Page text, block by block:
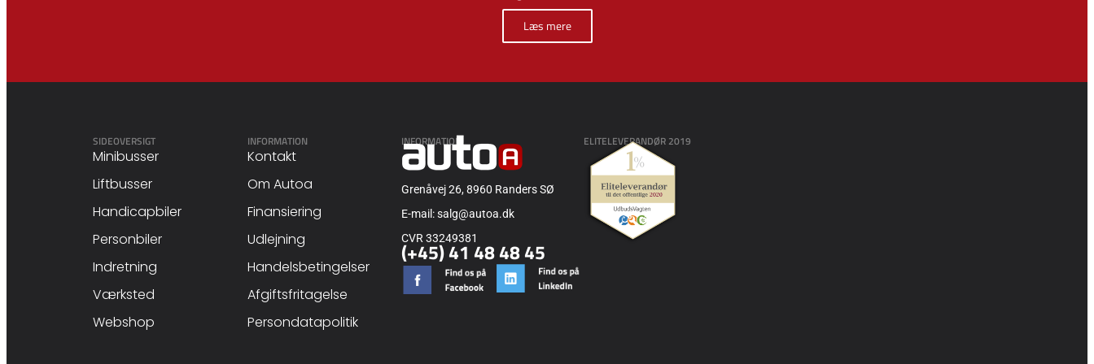
Læs mere
SIDEOVERSIGT
Minibusser
Liftbusser
Handicapbiler
Personbiler
Indretning
Værksted
Webshop
INFORMATION
Kontakt
Om Autoa
Finansiering
Udlejning
Handelsbetingelser
Afgiftsfritagelse
Persondatapolitik
INFORMATION
Grenåvej 26, 8960 Randers SØ
E-mail: salg@autoa.dk
CVR 33249381
(+45) 41 48 48 45
ELITELEVERANDØR 2019